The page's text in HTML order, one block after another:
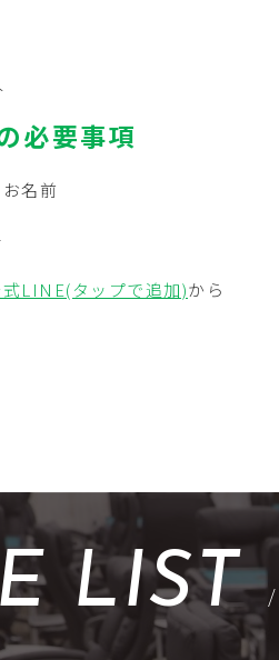
必要事項
名前
LINE(タップで追加)から
LIST /